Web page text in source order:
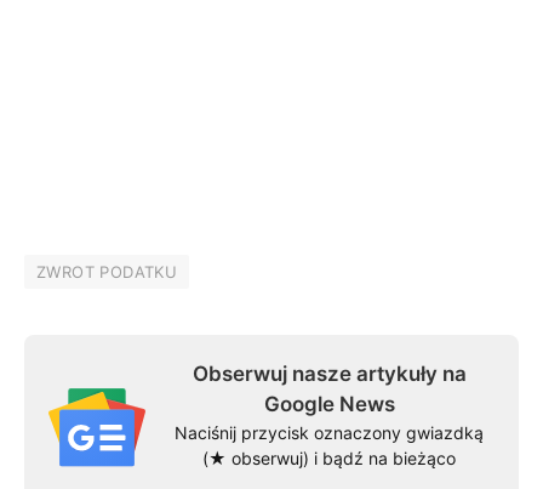
ZWROT PODATKU
Obserwuj nasze artykuły na
Google News
Naciśnij przycisk oznaczony gwiazdką
(★ obserwuj) i bądź na bieżąco